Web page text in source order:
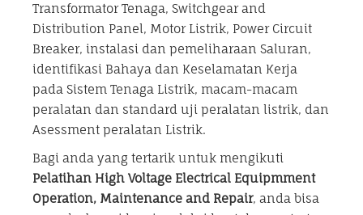
Transformator Tenaga, Switchgear and
Distribution Panel, Motor Listrik, Power Circuit
Breaker, instalasi dan pemeliharaan Saluran,
identifikasi Bahaya dan Keselamatan Kerja
pada Sistem Tenaga Listrik, macam-macam
peralatan dan standard uji peralatan listrik, dan
Asessment peralatan Listrik.
Bagi anda yang tertarik untuk mengikuti
Pelatihan High Voltage Electrical Equipmment
Operation, Maintenance and Repair, anda bisa